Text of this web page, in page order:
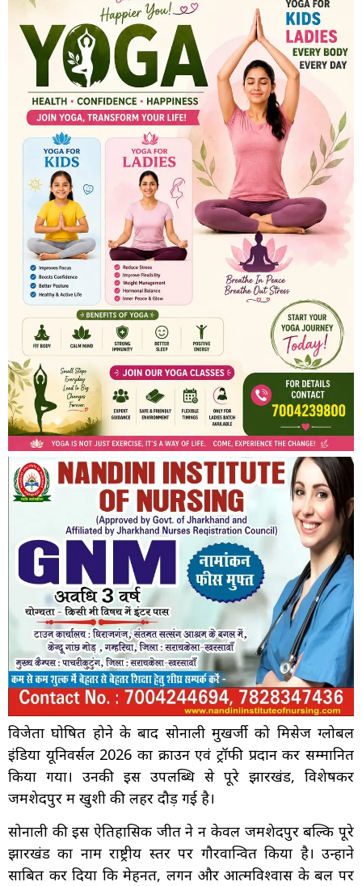
विजेता घोषित होने के बाद सोनाली मुखर्जी को मिसेज ग्लोबल
इंडिया यूनिवर्सल 2026 का क्राउन एवं ट्रॉफी प्रदान कर सम्मानित
किया गया। उनकी इस उपलब्धि से पूरे झारखंड, विशेषकर
जमशेदपुर में खुशी की लहर दौड़ गई है।
सोनाली की इस ऐतिहासिक जीत ने न केवल जमशेदपुर बल्कि पूरे
झारखंड का नाम राष्ट्रीय स्तर पर गौरवान्वित किया है। उन्होंने
साबित कर दिया कि मेहनत, लगन और आत्मविश्वास के बल पर